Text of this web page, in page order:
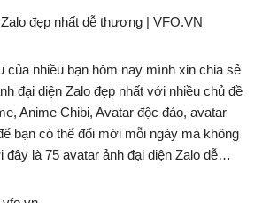
đẹp nhất dễ thương | VFO.VN
của nhiều bạn hôm nay mình xin chia sẻ
đại diện Zalo đẹp nhất với nhiều chủ đề
Anime Chibi, Avatar độc đáo, avatar
bạn có thể đổi mới mỗi ngày mà không
là 75 avatar ảnh đại diện Zalo dễ…